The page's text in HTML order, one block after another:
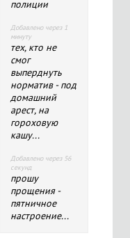
полиции
Добавлено через 1
минуту
тех, кто не
смог
выперднуть
норматив - под
домашний
арест, на
гороховую
кашу...
Добавлено через 56
секунд
прошу
прощения -
пятничное
настроение...